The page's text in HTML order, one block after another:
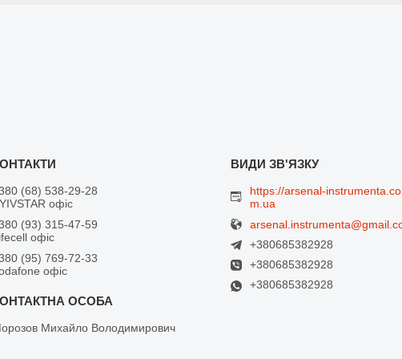
(68) 538-29-28
офіс
(93) 315-47-59
офіс
(95) 769-72-33
офіс
Михайло Володимирович
https://arsenal-instrumenta.co
m.ua
+380685382928
+380685382928
+380685382928